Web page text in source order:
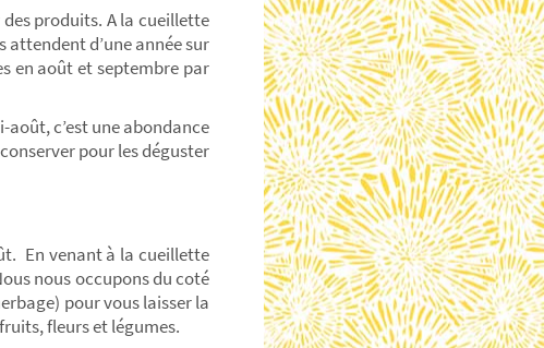
produits. A la cueillette
attendent d’une année sur
en août et septembre par
août, c’est une abondance
pour les déguster
En venant à la cueillette
nous occupons du coté
pour vous laisser la
fleurs et légumes.